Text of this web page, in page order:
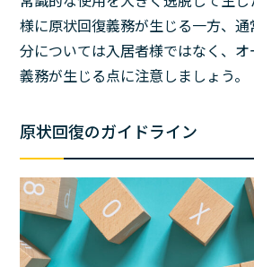
様に原状回復義務が生じる一方、
分については入居者様ではなく、
義務が生じる点に注意しましょう。
原状回復のガイドライン